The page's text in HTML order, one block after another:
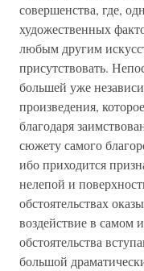
совершенства, где,
художественных
любым другим
присутствовать.
большей уже
произведения,
благодаря
сюжету самого
ибо приходится
нелепой и
обстоятельствах
воздействие в самом
обстоятельства
большой